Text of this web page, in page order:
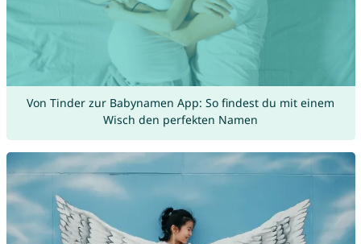
Von Tinder zur Babynamen App: So findest du mit einem
Wisch den perfekten Namen